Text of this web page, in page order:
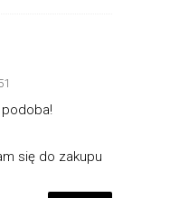
się do zakupu